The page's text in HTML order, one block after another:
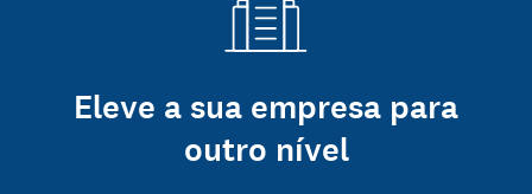
Eleve a sua empresa para
outro nível